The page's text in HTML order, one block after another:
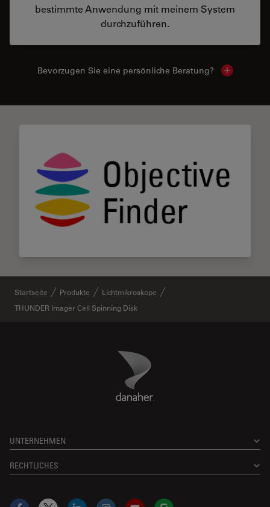
bestimmte Anwendung mit meinem System
durchzuführen.
Bevorzugen Sie eine persönliche Beratung? Show
Startseite Produkte
Lichtmikroskope
THUNDER Imager Cell Spinning Disk
Danaher Logo
UNTERNEHMEN
RECHTLICHES